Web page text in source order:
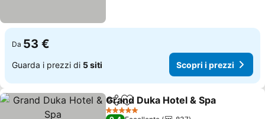
Da 53 €
Guarda i prezzi di 5 siti Scopri i prezzi
CondividiAggiungi ai preferiti
Grand Duka Hotel & Spa
5 Stelle